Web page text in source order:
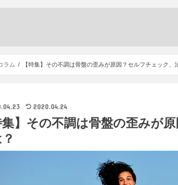
ラム 【特集】その不調は骨盤の歪みが原因？セルフチェック、
2020.04.24
集】その不調は骨盤の歪みが